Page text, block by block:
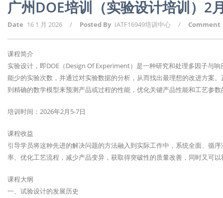
广州DOE培训（实验设计培训）2
Date 16 1 月 2026 / Posted By IATF16949培训中心 / Comment
课程简介
实验设计，即DOE（Design Of Experiment）是一种研究和处理多因子与
能少的实验次数，并通过对实验数据的分析，从而找出最理想的改进方案
到精确的数学模型来预测产品或过程的性能，优化关键产品性能和工艺参数
培训时间：2026年2月5-7日
课程收益
引导学员将这种先进的解决问题的方法融入到实际工作中，系统全面、循
率、优化工艺流程，减少产品变异，获取得突破性的质量改善，同时又可
课程大纲
一、试验设计的发展历史